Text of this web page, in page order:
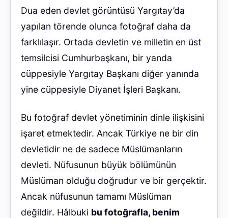
Dua eden devlet görüntüsü Yargıtay’da
yapılan törende olunca fotoğraf daha da
farklılaşır. Ortada devletin ve milletin en üst
temsilcisi Cumhurbaşkanı, bir yanda
cüppesiyle Yargıtay Başkanı diğer yanında
yine cüppesiyle Diyanet İşleri Başkanı.
Bu fotoğraf devlet yönetiminin dinle ilişkisini
işaret etmektedir. Ancak Türkiye ne bir din
devletidir ne de sadece Müslümanların
devleti. Nüfusunun büyük bölümünün
Müslüman olduğu doğrudur ve bir gerçektir.
Ancak nüfusunun tamamı Müslüman
değildir. Hâlbuki bu fotoğrafla, benim